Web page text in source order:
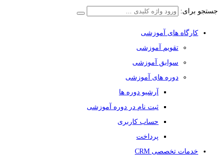
جستجو برای:
کارگاه های آموزشی
تقویم آموزشی
سوابق آموزشی
دوره های آموزشی
آرشیو دوره ها
ثبت نام در دوره آموزشی
حساب کاربری
پرداخت
خدمات تخصصی CRM